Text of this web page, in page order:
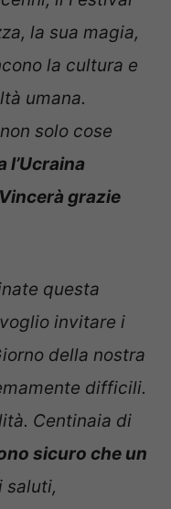
la sua magia,
la cultura e
umana.
solo cose
l’Ucraina
grazie
questa
invitare i
della nostra
difficili.
Centinaia di
sicuro che un
saluti,